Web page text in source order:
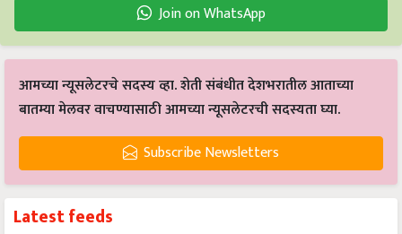
Join on WhatsApp
आमच्या न्यूसलेटरचे सदस्य व्हा. शेती संबंधीत देशभरातील आताच्या
बातम्या मेलवर वाचण्यासाठी आमच्या न्यूसलेटरची सदस्यता घ्या.
Subscribe Newsletters
Latest feeds